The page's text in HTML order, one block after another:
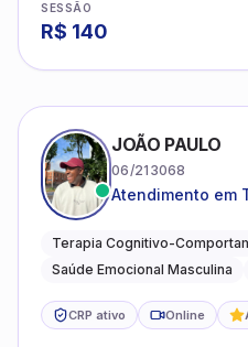
SESSÃO
R$ 140
JOÃO PAULO
06/213068
Atendimento em
emocional
Terapia Cognitivo-
Saúde Emocional Masculina
CRP ativo Online